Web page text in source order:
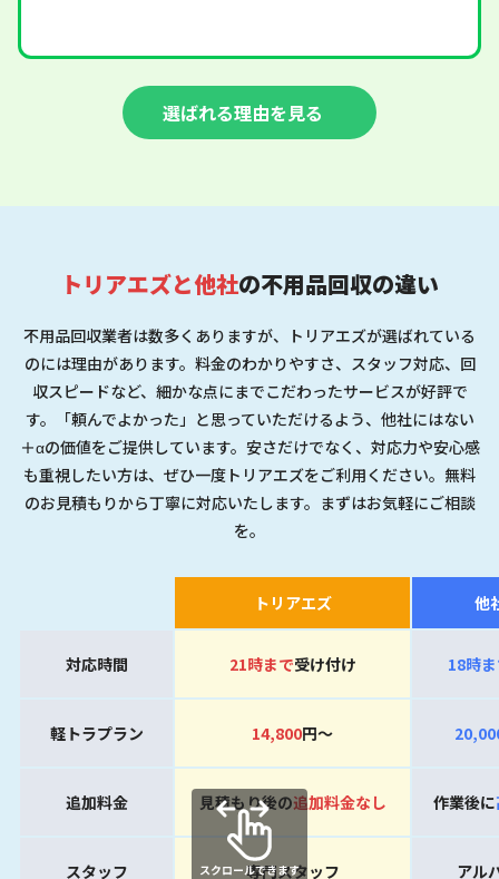
選ばれる理由を見る
トリアエズと他社の不用品回収の違い
不用品回収業者は数多くありますが、トリアエズが選ばれている
のには理由があります。料金のわかりやすさ、スタッフ対応、回
収スピードなど、細かな点にまでこだわったサービスが好評で
す。「頼んでよかった」と思っていただけるよう、他社にはない
＋αの価値をご提供しています。安さだけでなく、対応力や安心感
も重視したい方は、ぜひ一度トリアエズをご利用ください。無料
のお見積もりから丁寧に対応いたします。まずはお気軽にご相談
を。
トリアエズ 他
対応時間 21時まで受け付け 18時
軽トラプラン 14,800円〜
追加料金 見積もり後の追加料金なし 作業後に
スタッフ 専門スタッフ アル